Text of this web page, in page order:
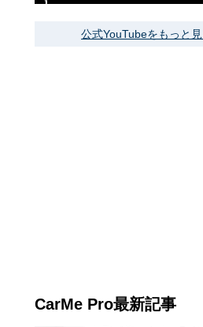
公式YouTubeをもっと
CarMe Pro最新記事